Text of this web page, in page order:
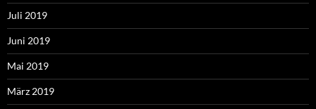
Juli 2019
Juni 2019
Mai 2019
März 2019